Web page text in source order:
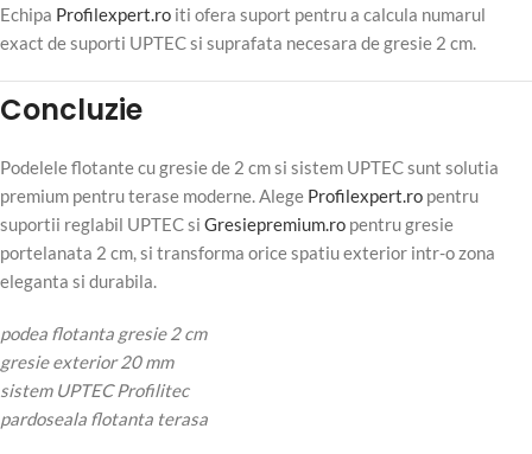
Echipa Profilexpert.ro iti ofera suport pentru a calcula numarul
exact de suporti UPTEC si suprafata necesara de gresie 2 cm.
Concluzie
Podelele flotante cu gresie de 2 cm si sistem UPTEC sunt solutia
premium pentru terase moderne. Alege Profilexpert.ro pentru
suportii reglabil UPTEC si Gresiepremium.ro pentru gresie
portelanata 2 cm, si transforma orice spatiu exterior intr-o zona
eleganta si durabila.
podea flotanta gresie 2 cm
gresie exterior 20 mm
sistem UPTEC Profilitec
pardoseala flotanta terasa